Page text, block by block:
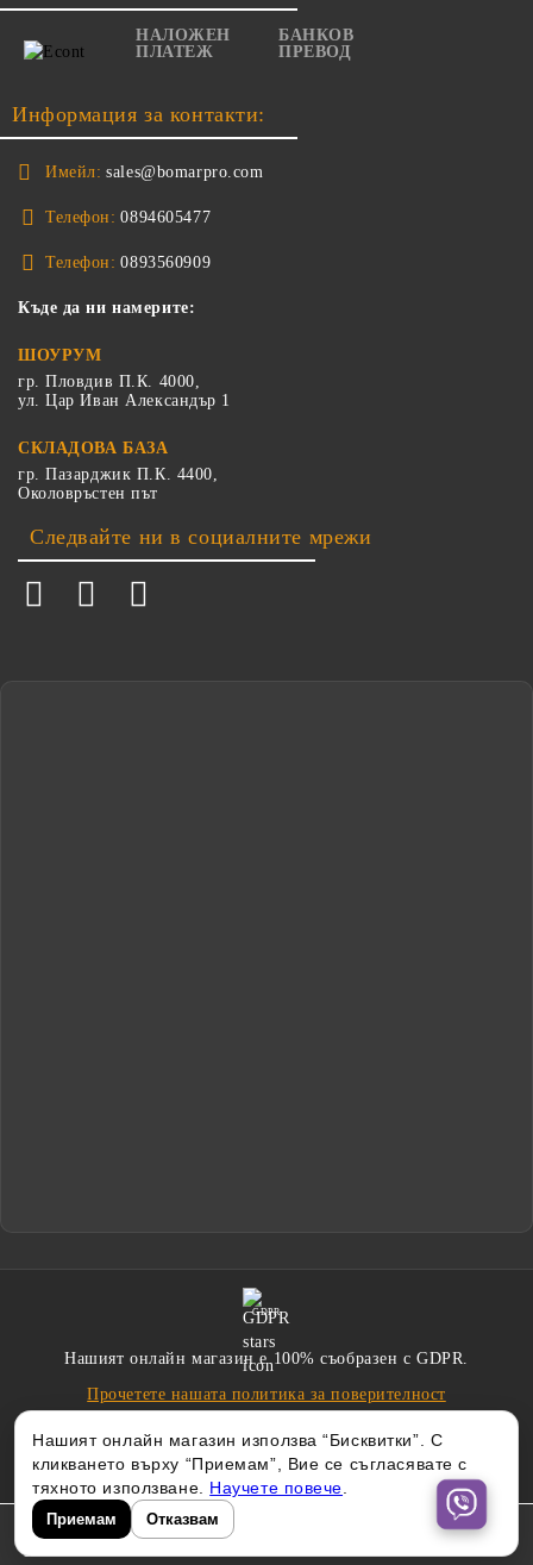
Нашият онлайн магазин използва “Бисквитки”. С
кликването върху “Приемам”, Вие се съгласявате с
тяхното използване. Научете повече
Приемам Отказвам
НАЛОЖЕН
ПЛАТЕЖ
БАНКОВ
ПРЕВОД
Информация за контакти:
Имейл: sales@bomarpro.com
Телефон: 0894605477
Телефон: 0893560909
Къде да ни намерите:
ШОУРУМ
гр. Пловдив П.К. 4000,
ул. Цар Иван Александър 1
СКЛАДОВА БАЗА
гр. Пазарджик П.К. 4400,
Околовръстен път
Следвайте ни в социалните мрежи
GDPR
Нашият онлайн магазин е 100% съобразен с GDPR.
Прочетете нашата политика за поверителност
Изработен от
PeachWebLab
|